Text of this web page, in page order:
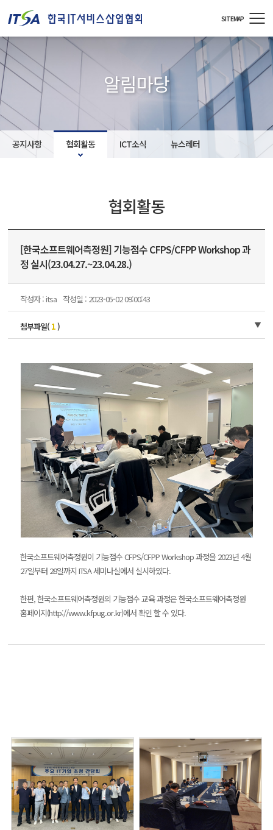
SITEMAP
알림마당
공지사항 협회활동 ICT소식 뉴스레터
협회활동
[한국소프트웨어측정원] 기능점수 CFPS/CFPP Workshop 과
정 실시(23.04.27.~23.04.28.)
작성자 : itsa 작성일 : 2023-05-02 09:00:43
첨부파일( 1 )
한국소프트웨어측정원이 기능점수 CFPS/CFPP Workshop 과정을 2023년 4월
27일부터 28일까지 ITSA 세미나실에서 실시하였다.
한편, 한국소프트웨어측정원의 기능점수 교육 과정은 한국소프트웨어측정원
홈페이지(http://www.kfpug.or.kr)에서 확인 할 수 있다.